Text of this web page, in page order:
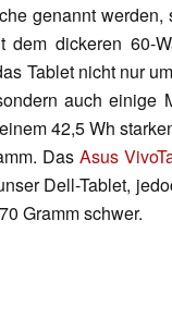
genannt werden,
dickeren 60-
Tablet nicht nur
auch einige
42,5 Wh
DasAsus
Dell-Tablet,
Gramm schwer.